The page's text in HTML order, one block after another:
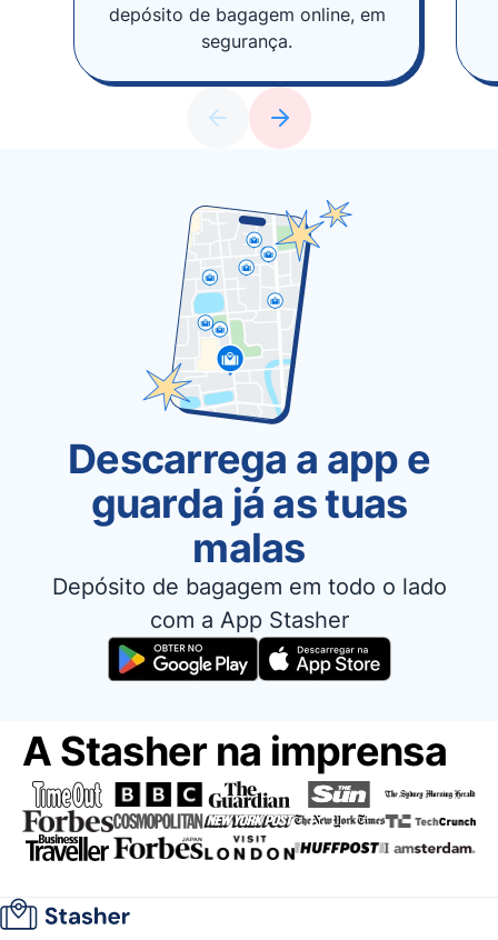
depósito de bagagem online, em
segurança.
Descarrega a app e
guarda já as tuas
malas
Depósito de bagagem em todo o lado
com a App Stasher
A Stasher na imprensa